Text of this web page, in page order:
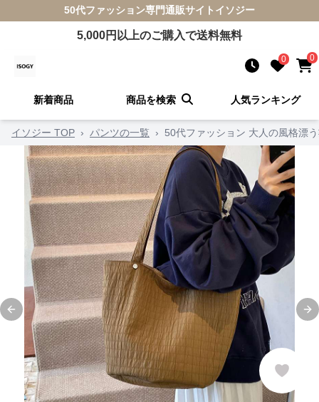
50代ファッション専門通販サイト イソジー
5,000円以上のご購入で送料無料
0 0
新着商品 商品を検索 人気ランキング
イソジー TOP › パンツの一覧 › 50代ファッション 大人の風格漂
Previous slide